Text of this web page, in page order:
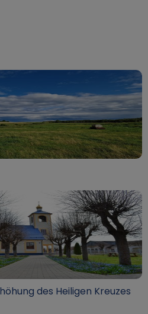
des Heiligen Kreuzes